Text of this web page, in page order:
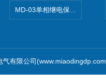
MD-03单相继电保护测试仪价
有限公司